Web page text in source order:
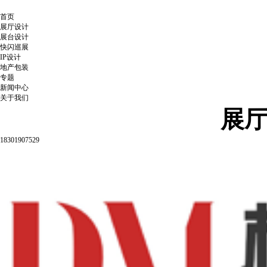
首页
展厅设计
展台设计
快闪巡展
IP设计
地产包装
专题
新闻中心
关于我们
展
18301907529